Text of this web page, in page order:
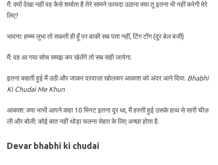
मैं: क्यों देखा नहीं वह कैसे शर्माता है तेरे सामने फायदा उठाना क्या तू इतना भी नहीं करेगी मेरे
लिए?
भावना: हम्म्म लुभा तो सकती ही हूँ पर बाकी सब पता नहीं, टिंग टोंग (दूर बेल बजी)
मैं: वह आ गया सोच समझ कर खेलेंगे तो सब सही जायेगा.
इतना कहती हुई मैं उठी और जाकर दरवाज़ा खोलकर आकाश को अंदर आने दिया. Bhabhi
Ki Chudai Me Khun
आकाश: क्या भाभी आपने कहा 10 मिनट इतना दूर था, मैं हस्ती हुई उसके हाथ से सारी चीज़
ली और बोली: कोई बात नहीं थोड़ा चलना सेहत के लिए अच्छा होता है.
Devar bhabhi ki chudai